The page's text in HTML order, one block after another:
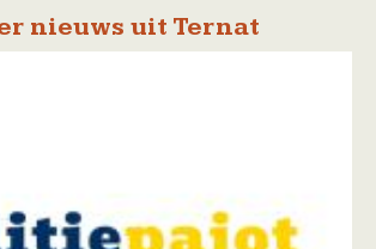
nieuws uit Ternat